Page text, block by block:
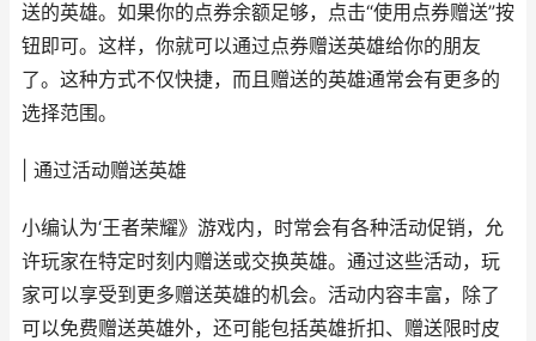
送的英雄。如果你的点券余额足够，点击“使用点券赠送”按
钮即可。这样，你就可以通过点券赠送英雄给你的朋友
了。这种方式不仅快捷，而且赠送的英雄通常会有更多的
选择范围。
| 通过活动赠送英雄
小编认为‘王者荣耀》游戏内，时常会有各种活动促销，允
许玩家在特定时刻内赠送或交换英雄。通过这些活动，玩
家可以享受到更多赠送英雄的机会。活动内容丰富，除了
可以免费赠送英雄外，还可能包括英雄折扣、赠送限时皮